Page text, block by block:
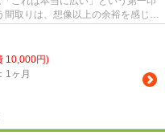
取りは、想像以上の余裕を感じさ
10,000円)
1ヶ月